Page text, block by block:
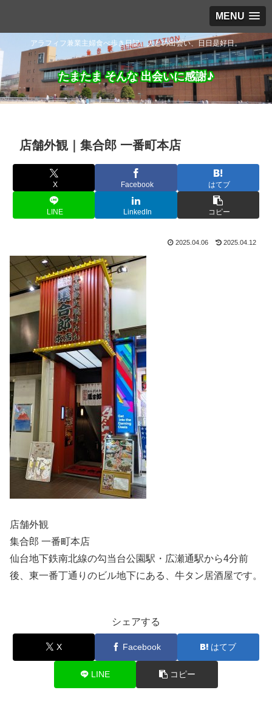
MENU
アラフィフ兼業主婦食べ歩き日記。人との出会い、日日是好日。
たまたま そんな 出会いに感謝♪
店舗外観｜集合郎 一番町本店
X Facebook はてブ
LINE LinkedIn コピー
2025.04.06 2025.04.12
店舗外観
集合郎 一番町本店
仙台地下鉄南北線の勾当台公園駅・広瀬通駅から4分前
後、東一番丁通りのビル地下にある、牛タン居酒屋です。
シェアする
X Facebook はてブ
LINE コピー